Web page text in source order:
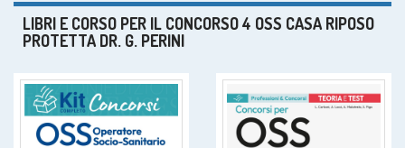
LIBRI E CORSO PER IL CONCORSO 4 OSS CASA RIPOSO
PROTETTA DR. G. PERINI